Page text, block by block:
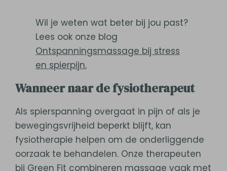
Wil je weten wat beter bij jou past?
Lees ook onze blog
Ontspanningsmassage bij stress
en spierpijn.
Wanneer naar de fysiotherapeut
Als spierspanning overgaat in pijn of als je
bewegingsvrijheid beperkt blijft, kan
fysiotherapie helpen om de onderliggende
oorzaak te behandelen. Onze therapeuten
bij Green Fit combineren massage vaak met